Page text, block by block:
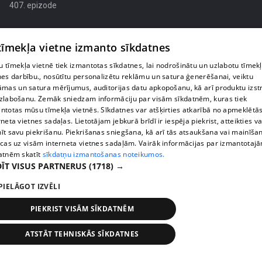
407. epizode
pirms 1 nedēļas, 1 dienas
tautas muzicēšanas prasmes nākamajām
paaudzēm
407. epizode
vietne izmanto sīkdatnes
tīmekļa vietnē tiek izmantotas sīkdatnes, lai nodrošinātu un uzlabotu
darbību., nosūtītu personalizētu reklāmu un satura ģenerēšanai, veiktu
un satura mērījumus, auditorijas datu apkopošanu, kā arī produktu
Zemāk sniedzam informāciju par visām sīkdatnēm, kuras tiek
mūsu tīmekļa vietnēs. Sīkdatnes var atšķirties atkarībā no
vietnes sadaļas. Lietotājam jebkurā brīdī ir iespēja piekrist, atteikties
savu piekrišanu. Piekrišanas sniegšana, kā arī tās atsaukšana vai
uz visām interneta vietnes sadaļām. Vairāk informācijas par
skatīt sīkdatņu izmantošanas noteikumos.
VISUS PARTNERUS (1718) →
IZVĒLI
PIEKRIST VISĀM SĪKDATNĒM
ATSTĀT TEHNISKĀS SĪKDATNES